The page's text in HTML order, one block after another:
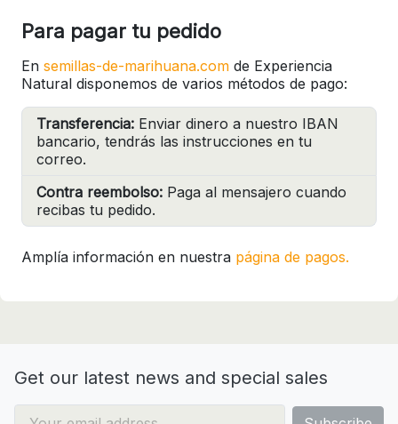
Para pagar tu pedido
En semillas-de-marihuana.com de Experiencia
Natural disponemos de varios métodos de pago:
Transferencia: Enviar dinero a nuestro IBAN
bancario, tendrás las instrucciones en tu
correo.
Contra reembolso: Paga al mensajero cuando
recibas tu pedido.
Amplía información en nuestra página de pagos.
Get our latest news and special sales